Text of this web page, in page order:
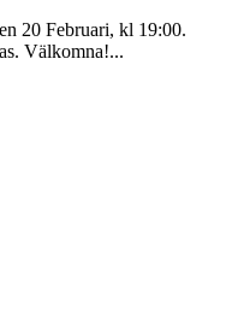
20 Februari, kl 19:00.
Välkomna!...